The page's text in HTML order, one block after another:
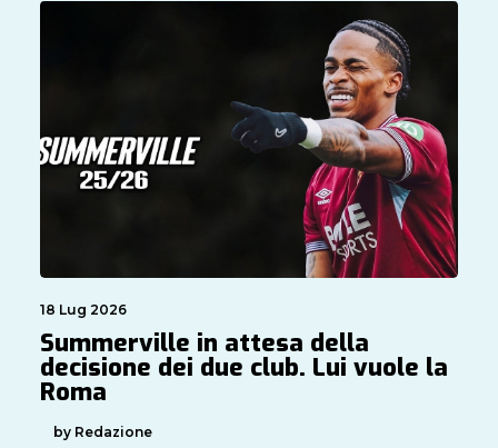
18 Lug 2026
Summerville in attesa della
decisione dei due club. Lui vuole la
Roma
by Redazione